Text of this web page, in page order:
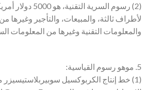
(2) رسوم السرية
لأطراف ثالثة، والمبيعات، والتأجير وغيرها
والمعلومات التقنية وغيرها من المعلومات
5. موهو رسوم القياسية:
(1) خط إنتاج الكربوكسيل